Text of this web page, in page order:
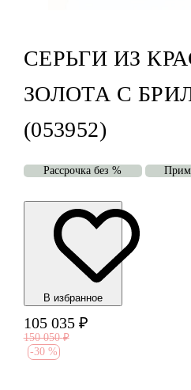
СЕРЬГИ ИЗ
ЗОЛОТА С
(053952)
Рассрочка без %
В избранноe
105 035 ₽
150 050 ₽
-30 %